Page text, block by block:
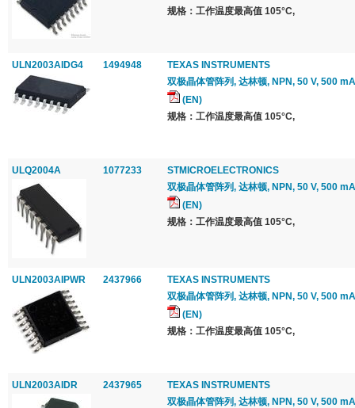
规格：工作温度最高值 105°C,
ULN2003AIDG4 1494948
TEXAS INSTRUMENTS
双极晶体管阵列, 达林顿, NPN, 50 V, 500
(EN)
规格：工作温度最高值 105°C,
ULQ2004A 1077233
STMICROELECTRONICS
双极晶体管阵列, 达林顿, NPN, 50 V, 500
(EN)
规格：工作温度最高值 105°C,
ULN2003AIPWR 2437966
TEXAS INSTRUMENTS
双极晶体管阵列, 达林顿, NPN, 50 V, 500
(EN)
规格：工作温度最高值 105°C,
ULN2003AIDR 2437965
TEXAS INSTRUMENTS
双极晶体管阵列, 达林顿, NPN, 50 V, 500